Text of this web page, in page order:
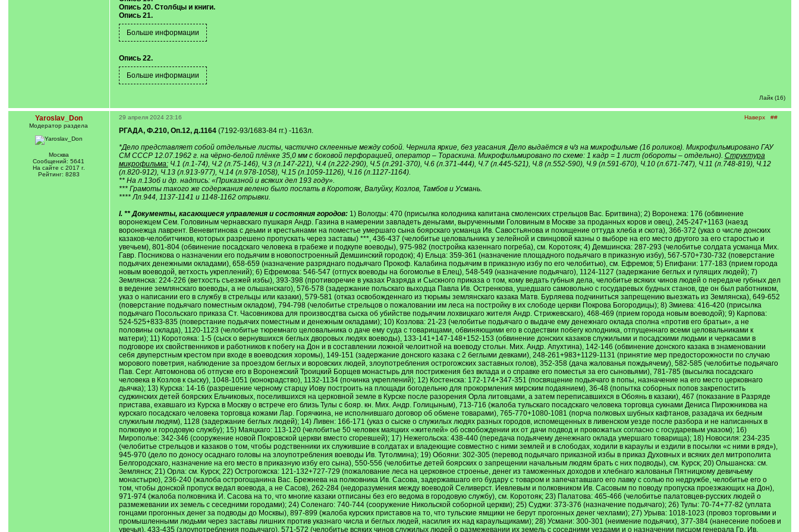
Опись 20. Столбцы и книги.
Опись 21.
Опись 22.
Лайк (16)
Yaroslav_Don
Модератор раздела
Москва
Сообщений: 5641
На сайте с 2017 г.
Рейтинг: 8283
Наверх ##
29 апреля 2024 23:16
РГАДА, Ф.210, Оп.12, д.1164(7192-93/1683-84 гг.) -1163л.
*Дело представляет собой отдельные листы, частично склеенные между собой. Чернила яркие, без угасания. Дело выдаётся в ч/з на микрофильме (16 роликов). Микрофильмировано ГАУ
СМ СССР 12.07.1962 г. на чёрно-белой плёнке 35,0 мм с боковой перфорацией, оператор – Тораскина. Микрофильмировано по схеме: 1 кадр = 1 лист (обороты – отдельно). Структура
микрофильма:Ч.1 (л.1-74), Ч.2 (л.75-146), Ч.3 (л.147-221), Ч.4 (л.222-290), Ч.5 (л.291-370), Ч.6 (л.371-444), Ч.7 (л.445-521), Ч.8 (л.552-590), Ч.9 (л.591-670), Ч.10 (л.671-747), Ч.11 (л.748-819), Ч.12
(л.820-912), Ч.13 (л.913-977), Ч.14 (л.978-1058), Ч.15 (л.1059-1126), Ч.16 (л.1127-1164).
** На л.13об и др. надпись: «Приказной и всяких дел 193 году».
*** Грамоты такого же содержания велено было послать в Коротояк, Валуйку, Козлов, Тамбов и Усмань.
**** Лл.944, 1137-1141 и 1148-1162 отрывки.
I. ** Документы, касающиеся управления и состояния городов:1) Вологды: 470 (присылка колодника капитана смоленских стрельцов Вас. Бритвина); 2) Воронежа: 176 (обвинение
воронежцем Сем. Головиным чернавскаго пушкаря Андр. Газина в намерении завладеть деньгами, вырученными Головиным в Москве за проданных коров и овец), 245-247+1163 (наезд
воронежца лаврент. Веневитинова с деьми и крестьянами на поместье умершаго сына боярскаго усманца Ив. Савостьянова и похищение оттуда хлеба и скота), 366-372 (указ о числе донских
казаков-челобитчиков, которых разрешено пропускать через заставы) ***, 436-437 (челобитье целовальника у зелейной и свинцовой казны о выборе на его место другого за его старостью и
увечьем), 801-804 (обвинение посадскаго человека в грабеже и подкупе воеводы), 975-982 (постройка казеннаго погреба), см. Коротояк; 4) Демшинска: 287-293 (челобитье солдата усманца Мих.
Гавр. Посникова о назначении его подьячим в новопостроенный Демшинский городок); 4) Ельца: 359-361 (назначение площадного подьячаго в приказную избу), 567-570+730-732 (поверстание
подьячих денежными окладами), 658-659 (назначение разряднаго подьячаго Прокоф. Калабина подьячим в приказную избу по его челобитью), см. Ефремов; 5) Епифани: 177-183 (прием города
новым воеводой, ветхость укреплений); 6) Ефремова: 546-547 (отпуск воеводы на богомолье в Елец), 548-549 (назначение подьячаго), 1124-1127 (задержание беглых и гулящих людей); 7)
Землянска: 224-226 (ветхость съезжей избы), 393-398 (противоречие в указах Разряда и Сыскного приказа о том, кому ведать губныя дела, челобитье всяких чинов людей о передаче губных дел
в ведение землянскаго воеводы, а не ольшанскаго), 576-578 (задержание польскаго выходца Павла Ив. Остренкова, ушедшаго самовольно с государевых будных станов, где он был работником,
указ о написании его в службу в стрельцы или казаки), 579-581 (отказ освобожденнаго из тюрьмы землянскаго казака Матв. Бурляева подчиниться запрещению выезжать из Землянска), 649-652
(поверстание подьячаго поместным окладом), 794-798 (челобитье стрельцов о пожаловании им леса на постройку в их слободе церкви Покрова Богородицы); 8) Змиева: 416-420 (присылка
подьячаго Посольскаго приказа Ст. Часовникова для произвосдтва сыска об убийстве подьячим лохвицкаго жителя Андр. Стрижевскаго), 468-469 (прием города новым воеводой); 9) Карпова:
524-525+833-835 (поверстание подьячих поместным и денежным окладами); 10) Козлова: 21-23 (челобитье подьячаго о выдаче ему денежнаго оклада сполна «против его братьи», а не
половины оклада), 1120-1123 (челобитье тюремнаго целовальника о даче ему суда с товарищами, обвиняющими его в содествии побегу колодника, отпущеннаго всеми целовальниками к
матери); 11) Коротояка: 1-5 (сыск о вернувшихся беглых дворовых людях воеводы), 133-141+147-148+152-153 (обвинение донских казаков служилыми и посадскими людьми и черкасами в
подговоре их свойственников и работников к побегу на Дон и в составлении ложной челоитной на воеводу стольн. Мих. Андр. Апухтина), 142-146 (обвинение донского казака в знаменовании
себя двуперстным крестом при входе в воеводския хоромы), 149-151 (задержание донского казака с 2 беглыми девками), 248-261+983+1129-1131 (принятие мер предосторожности по случаю
морового поветрия, наблюдение за проездом беглых и воровских людей, злоупотребления острогожских заставных голов), 352-358 (дача жалованья пождьячему), 582-585 (челобитье подьячаго
Пав. Серг. Автомонова об отпуске его в Воронежский Троицкий Борщев монастырь для пострижения без вклада и о справке его поместья за его сыновьями), 781-785 (высылка посадскаго
человека в Козлов к сыску), 1048-1051 (конокрадство), 1132-1134 (починка укреплений); 12) Костенска: 172-174+347-351 (посвящение подьячаго в попы, назначение на его место церковнаго
дьячка); 13) Курска: 14-16 (разрешение черному старцу Иову построить на площади богодельню для прокормления мирским подаянием), 36-48 (попытка соборных попов закрепостить
суджинских детей боярских Ельчиковых, поселившихся на церковной земле в Курске после разорения Орла литовцами, а затем переписавшихся в Обоянь в казаки), 467 (показание в Разряде
пристава, ехавшаго из Курска в Москву о встрече его близь Тулы с бояр. кн. Мих. Андр. Голицыным), 713-716 (жалоба тульскаго посадскаго человека торговца сукнами Дениса Пирожникова на
курскаго посадскаго человека торговца кожами Лар. Горячкина, не исполнившаго договор об обмене товарами), 765-770+1080-1081 (порча полковых шубных кафтанов, разадача их бедным
служилым людям), 1128 (задержание беглых людей); 14) Ливен: 166-171 (указ о сыске о служилых людях разных городов, испомещенных в ливенском уезде после разбора и не написанных в
полковую и городовую службу); 15) Маяцкаго: 113-120 (челобитье 50 человек маяцких «жителей» об освобождении их от дачи подвод и провожатых согласно с государевым указом); 16)
Мирополье: 342-346 (сооружение новой Покровской церкви вместо сгоревшей); 17) Нежегольска: 438-440 (передача подьячему денежнаго оклада умершаго товарища); 18) Новосиля: 234-235
(челобитье стрельцов и казаков о том, чтобы родственники их служившие в солдатах и владеющие совместно с ними землей и в слободах, ходили в караулы и ездили в посылки «с ними в ряд»),
945-970 (дело по доносу осаднаго головы на злоупотребления воеводы Ив. Тутолмина); 19) Обояни: 302-305 (перевод подьячаго приказной избы в приказ Духовных и всяких дел митрополита
Белгородскаго, назначение на его место в приказную избу его сына), 550-556 (челобитье детей боярских о запрещении начальным людям брать с них подводы), см. Курск; 20) Ольшанска: см.
Землянск; 21) Орла: см. Курск; 22) Острогожска: 121-132+727-729 (пожалование леса на церковное строенье, денег из таможенных доходов и хлебнаго жалованья Пятницкому девичьему
монастырю), 236-240 (жалоба острогощанина Вас. Брежнева на полковника Ив. Сасова, задержавшаго его будару с товаром и запечатавшаго его лавку с солью по недружбе, челобитье его о
том, чтобы донской пропуск ведал воевода, а не Сасов), 262-284 (недоразумения между воеводой Селиверст. Иевлевым и полковником Ив. Сасовым по поводу пропуска проезжающих на Дон),
971-974 (жалоба полковника И. Сасова на то, что многие казаки отписаны без его ведома в городовую службу), см. Коротояк; 23) Палатова: 465-466 (челобитье палатовцев-русских людей о
размежевании их земель с сеседними городами); 24) Соленаго: 740-744 (сооружение Никольской соборной церкви); 25) Суджи: 373-376 (назначение подьячаго); 26) Тулы: 70-74+77-82 (уплата
гонцами прогонных денег за подводы до Москвы), 897-899 (жалоба курских приставов на то, что тульские ямщики не берут прогонных денег чехлами); 27) Урыва: 1018-1023 (провоз торговыми и
промышленными людьми через заставы лишних против указнаго числа и беглых людей, насилия их над караульщиками); 28) Усмани: 300-301 (неимение подьячих), 377-384 (нанесение побоев и
увечья), 433-435 (злоупотребления подьячаго), 571-572 (челобитье всяких чинов служилых людей о размежевании их земель с соседними уездами и о назначении писцом генерала Гр. Ив.